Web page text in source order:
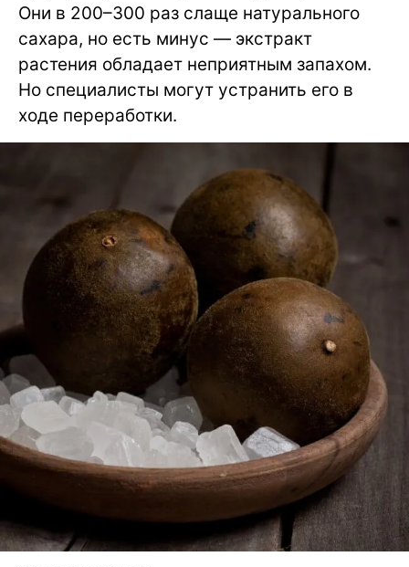
Они в 200–300 раз слаще натурального
сахара, но есть минус — экстракт
растения обладает неприятным запахом.
Но специалисты могут устранить его в
ходе переработки.